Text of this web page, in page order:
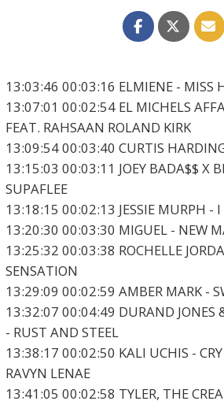
13:03:46 00:03:16 ELMIENE - MISS
13:07:01 00:02:54 EL MICHELS
FEAT. RAHSAAN ROLAND KIRK
13:09:54 00:03:40 CURTIS
13:15:03 00:03:11 JOEY BADA$$ X
SUPAFLEE
13:18:15 00:02:13 JESSIE MURPH - I
13:20:30 00:03:30 MIGUEL - NEW
13:25:32 00:03:38 ROCHELLE
SENSATION
13:29:09 00:02:59 AMBER MARK -
13:32:07 00:04:49 DURAND JONES
- RUST AND STEEL
13:38:17 00:02:50 KALI UCHIS -
RAVYN LENAE
13:41:05 00:02:58 TYLER, THE